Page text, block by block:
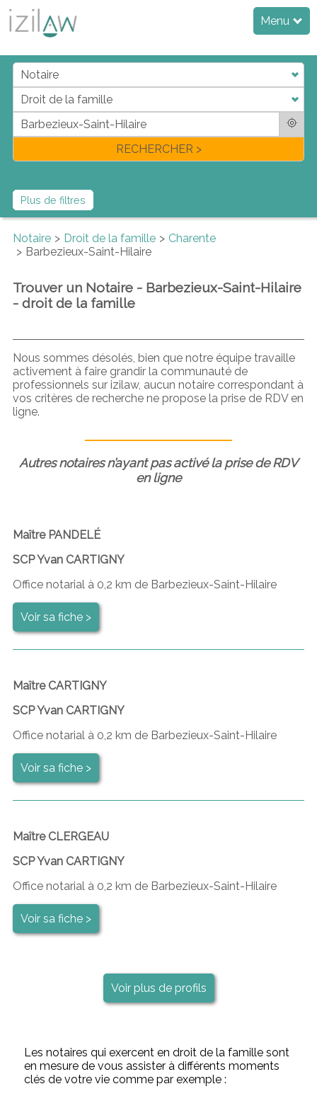
Menu
jdadi
fl
RECHERCHER >
Plus de filtres
Notaire Droit de la famille
Charente
Barbezieux-Saint-Hilaire
Trouver un Notaire - Barbezieux-Saint-Hilaire
- droit de la famille
Nous sommes désolés, bien que notre équipe travaille
activement à faire grandir la communauté de
professionnels sur izilaw, aucun notaire correspondant à
vos critères de recherche ne propose la prise de RDV en
ligne.
Autres notaires n’ayant pas activé la prise de RDV
en ligne
Maître PANDELÉ
SCP Yvan CARTIGNY
Office notarial à 0,2 km de Barbezieux-Saint-Hilaire
Voir sa fiche >
Maître CARTIGNY
SCP Yvan CARTIGNY
Office notarial à 0,2 km de Barbezieux-Saint-Hilaire
Voir sa fiche >
Maître CLERGEAU
SCP Yvan CARTIGNY
Office notarial à 0,2 km de Barbezieux-Saint-Hilaire
Voir sa fiche >
Voir plus de profils
Les notaires qui exercent en droit de la famille sont
en mesure de vous assister à différents moments
clés de votre vie comme par exemple :